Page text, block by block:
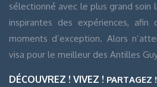
sélectionné avec le plus grand soin
inspirantes des expériences,
moments d’exception. Alors
visa pour le meilleur des Antilles
DÉCOUVREZ ! VIVEZ ! PARTAGEZ !